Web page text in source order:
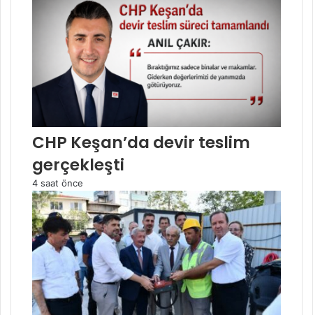
CHP Keşan’da devir teslim
gerçekleşti
4 saat önce